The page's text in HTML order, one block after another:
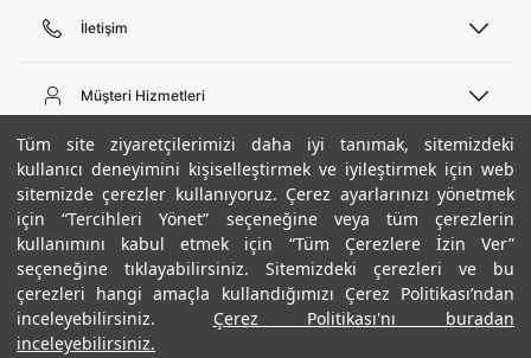
Tüm site ziyaretçilerimizi daha iyi tanımak, sitemizdeki
kullanıcı deneyimini kişiselleştirmek ve iyileştirmek için web
sitemizde çerezler kullanıyoruz. Çerez ayarlarınızı yönetmek
için “Tercihleri Yönet” seçeneğine veya tüm çerezlerin
kullanımını kabul etmek için “Tüm Çerezlere İzin Ver”
seçeneğine tıklayabilirsiniz. Sitemizdeki çerezleri ve bu
çerezleri hangi amaçla kullandığımızı Çerez Politikası’ndan
inceleyebilirsiniz.
Çerez Politikası'nı buradan
inceleyebilirsiniz.
+ 6 Renk
İletişim
444 02 00
Pazartesi - Cuma 09:00 - 18:00
E-posta
bilgi@underarmour.com
Müşteri Hizmetleri
Sipariş Sorgulama
Bize Ulaşın
Teslimat Bilgileri
İşlem Rehberi
İade ve Değişimler
Sıkça Sorulan Sorular
Beden Rehberi
Site Haritası
Hakkımızda
Ticari Bilgiler
Hükümler ve Koşullar
Gizlilik Politikası
Çerez Politikası
Kariyer
ETBİS
UA Sosyal Medya
Instagram
Facebook
Twitter
Popüler Kategoriler
Erkek Basketbol Ayakkabısı